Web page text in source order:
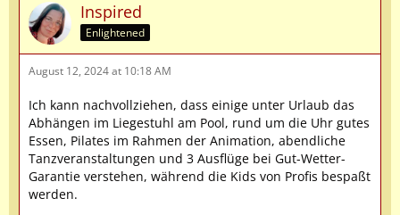
Inspired
Enlightened
August 12, 2024 at 10:18 AM
Ich kann nachvollziehen, dass einige unter Urlaub das
Abhängen im Liegestuhl am Pool, rund um die Uhr gutes
Essen, Pilates im Rahmen der Animation, abendliche
Tanzveranstaltungen und 3 Ausflüge bei Gut-Wetter-
Garantie verstehen, während die Kids von Profis bespaßt
werden.